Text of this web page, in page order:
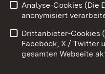
Impressum
Barrierefreiheit
Cookies
Analyse-Cookies (Die
anonymisiert
Drittanbieter-Cookies
Facebook, X / Twitter
gesamten Webseite